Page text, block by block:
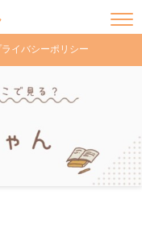
ライバシーポリシー